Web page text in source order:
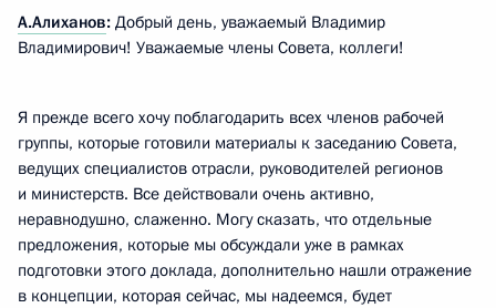
А.Алиханов: Добрый день, уважаемый Владимир
Владимирович! Уважаемые члены Совета, коллеги!
Я прежде всего хочу поблагодарить всех членов рабочей
группы, которые готовили материалы к заседанию Совета,
ведущих специалистов отрасли, руководителей регионов
и министерств. Все действовали очень активно,
неравнодушно, слаженно. Могу сказать, что отдельные
предложения, которые мы обсуждали уже в рамках
подготовки этого доклада, дополнительно нашли отражение
в концепции, которая сейчас, мы надеемся, будет